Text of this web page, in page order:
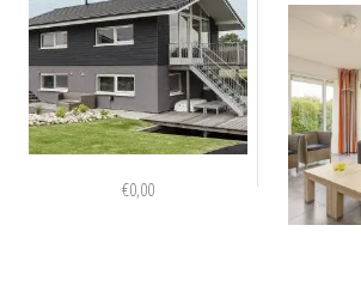
€0,00